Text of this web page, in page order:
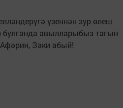
үзеннән зур өлеш
авылларыбыз тагын
Зәки абый!